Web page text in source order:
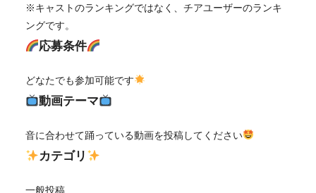
※キャストのランキングではなく、チアユーザーのランキ
ングです。
応募条件
どなたでも参加可能です
動画テーマ
音に合わせて踊っている動画を投稿してください
カテゴリ
一般投稿